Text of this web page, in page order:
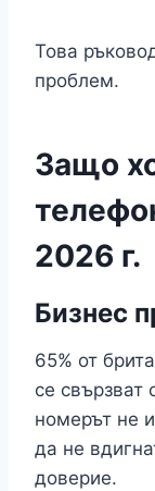
Това
проблем.
Защо
2026 г.
Бизнес
65% от
се свързват
номерът не
да не
доверие.